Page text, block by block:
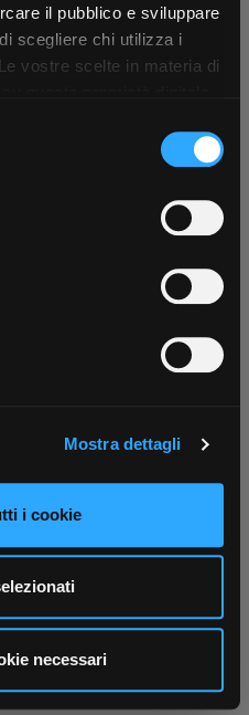
il pubblico e sviluppare
scegliere chi utilizza i
vostre scelte in materia di
consenso in qualsiasi
sui cookie o facendo clic
sulla tua posizione
di qualche
scansionandolo
elaborati i tuoi dati personali
contenuti ed
inoltre
il nostro sito con i
di analisi dei dati web,
potrebbero combinarle
Mostra dettagli
i cookie
necessari
×